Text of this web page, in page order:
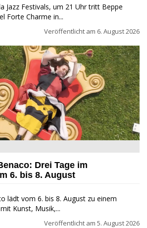
Jazz Festivals, um 21 Uhr tritt Beppe
Forte Charme in...
Veröffentlicht am 6. August 2026
Drei Tage im Wunderland
Drei Tage im
6. bis 8. August
lädt vom 6. bis 8. August zu einem
Kunst, Musik,...
Veröffentlicht am 5. August 2026